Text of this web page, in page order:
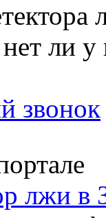
ли
звонок
лжи в